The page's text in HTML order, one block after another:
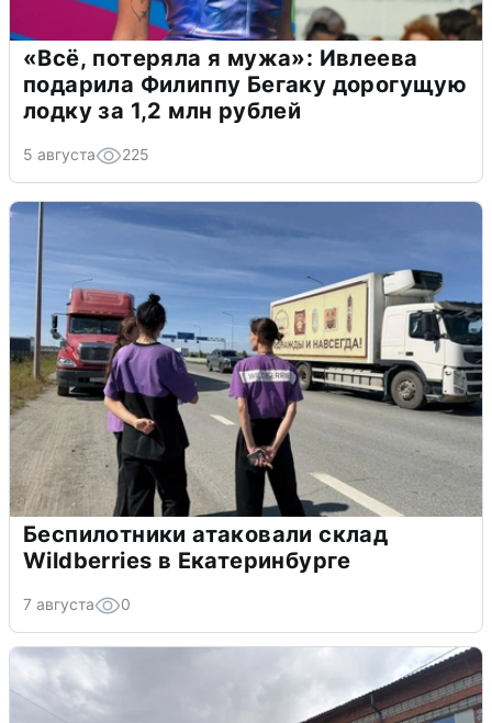
«Всё, потеряла я мужа»: Ивлеева
подарила Филиппу Бегаку дорогущую
лодку за 1,2 млн рублей
5 августа 225
Беспилотники атаковали склад
Wildberries в Екатеринбурге
7 августа 0